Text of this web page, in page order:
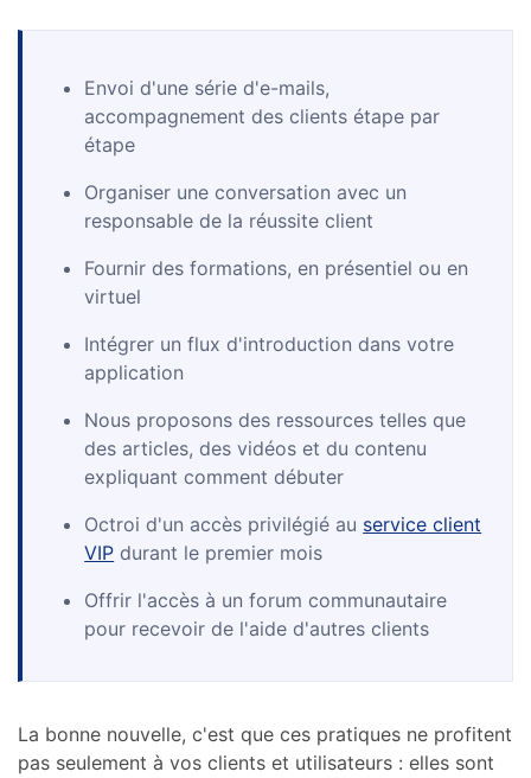
Envoi d'une série d'e-mails,
accompagnement des clients étape par
étape
Organiser une conversation avec un
responsable de la réussite client
Fournir des formations, en présentiel ou en
virtuel
Intégrer un flux d'introduction dans votre
application
Nous proposons des ressources telles que
des articles, des vidéos et du contenu
expliquant comment débuter
Octroi d'un accès privilégié au service client
VIP durant le premier mois
Offrir l'accès à un forum communautaire
pour recevoir de l'aide d'autres clients
La bonne nouvelle, c'est que ces pratiques ne profitent
pas seulement à vos clients et utilisateurs : elles sont